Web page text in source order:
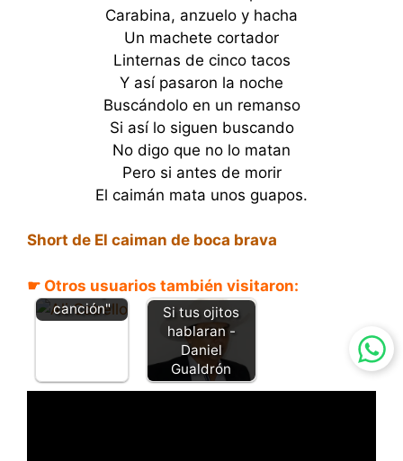
Carabina, anzuelo y hacha
Un machete cortador
Linternas de cinco tacos
Y así pasaron la noche
Buscándolo en un remanso
Si así lo siguen buscando
No digo que no lo matan
Pero si antes de morir
El caimán mata unos guapos.
Short de El caiman de boca brava
☛ Otros usuarios también visitaron:
otro
rascuchazo -
"Letra y
canción"
Si tus ojitos
hablaran -
Daniel
Gualdrón